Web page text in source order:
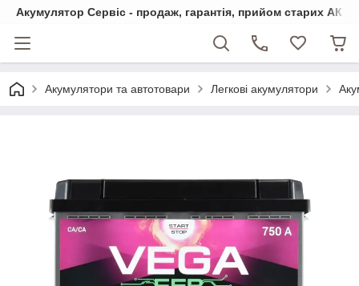
Акумулятор Сервіс - продаж, гарантія, прийом старих АКБ
Акумулятори та автотовари Легкові акумулятори